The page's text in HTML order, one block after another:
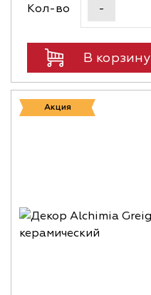
Кол-во -
В корзину
Акция